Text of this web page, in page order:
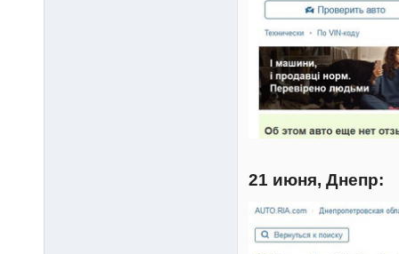
21 июня, Днепр: